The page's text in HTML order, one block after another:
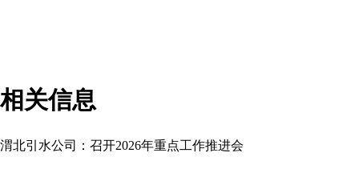
相关信息
渭北引水公司：召开2026年重点工作推进会